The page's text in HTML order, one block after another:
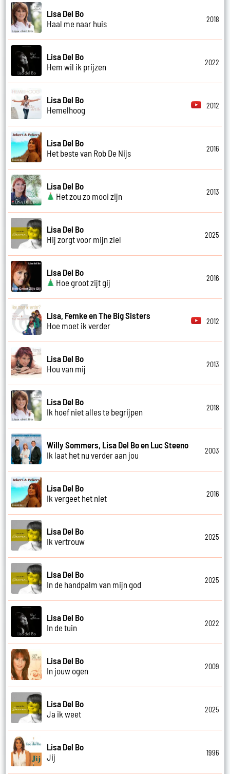
Lisa Del Bo
Haal me naar huis
2018
Lisa Del Bo
Hem wil ik prijzen
2022
Lisa Del Bo
Hemelhoog
2012
Lisa Del Bo
Het beste van Rob De Nijs
2016
Lisa Del Bo
Het zou zo mooi zijn
2013
Lisa Del Bo
Hij zorgt voor mijn ziel
2025
Lisa Del Bo
Hoe groot zijt gij
2016
Lisa, Femke en The Big Sisters
Hoe moet ik verder
2012
Lisa Del Bo
Hou van mij
2013
Lisa Del Bo
Ik hoef niet alles te begrijpen
2018
Willy Sommers, Lisa Del Bo en Luc Steeno
Ik laat het nu verder aan jou
2003
Lisa Del Bo
Ik vergeet het niet
2016
Lisa Del Bo
Ik vertrouw
2025
Lisa Del Bo
In de handpalm van mijn god
2025
Lisa Del Bo
In de tuin
2022
Lisa Del Bo
In jouw ogen
2009
Lisa Del Bo
Ja ik weet
2025
Lisa Del Bo
Jij
1996